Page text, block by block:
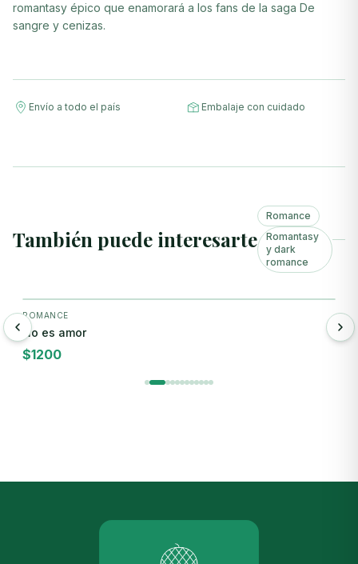
romantasy épico que enamorará a los fans de la saga De
sangre y cenizas.
Envío a todo el país Embalaje con cuidado
También puede interesarte
Romance
Romantasy
y dark
romance
ROMANCE
No es amor
$1200